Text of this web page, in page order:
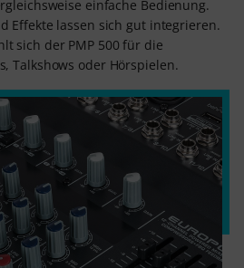
einfache Bedienung.
Effekte lassen sich gut integrieren.
sich der PMP 500 für die
Talkshows oder Hörspielen.